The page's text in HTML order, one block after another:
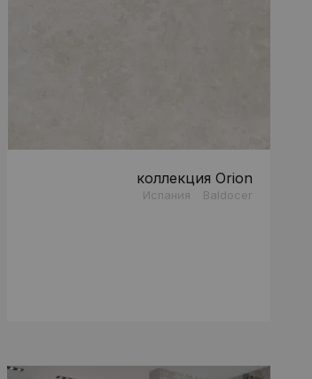
коллекция Orion
Испания Baldocer